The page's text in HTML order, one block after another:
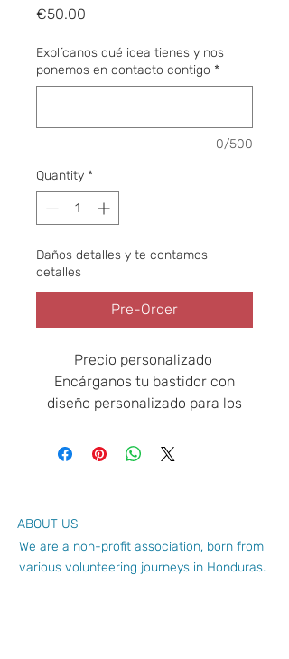
€50.00
Explícanos qué idea tienes y nos
ponemos en contacto contigo *
0/500
Quantity *
Daños detalles y te contamos
detalles
Pre-Order
Precio personalizado
Encárganos tu bastidor con
diseño personalizado para los
comuniones, bautizos…
ABOUT US
We are a non-profit association, born from
various volunteering journeys in Honduras.